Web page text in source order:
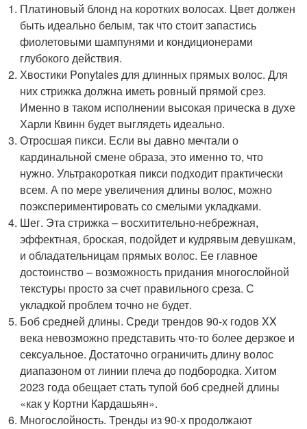
Платиновый блонд на коротких волосах. Цвет должен
быть идеально белым, так что стоит запастись
фиолетовыми шампунями и кондиционерами
глубокого действия.
Хвостики Ponytales для длинных прямых волос. Для
них стрижка должна иметь ровный прямой срез.
Именно в таком исполнении высокая прическа в духе
Харли Квинн будет выглядеть идеально.
Отросшая пикси. Если вы давно мечтали о
кардинальной смене образа, это именно то, что
нужно. Ультракороткая пикси подходит практически
всем. А по мере увеличения длины волос, можно
поэкспериментировать со смелыми укладками.
Шег. Эта стрижка – восхитительно-небрежная,
эффектная, броская, подойдет и кудрявым девушкам,
и обладательницам прямых волос. Ее главное
достоинство – возможность придания многослойной
текстуры просто за счет правильного среза. С
укладкой проблем точно не будет.
Боб средней длины. Среди трендов 90-х годов XX
века невозможно представить что-то более дерзкое и
сексуальное. Достаточно ограничить длину волос
диапазоном от линии плеча до подбородка. Хитом
2023 года обещает стать тупой боб средней длины
«как у Кортни Кардашьян».
Многослойность. Тренды из 90-х продолжают